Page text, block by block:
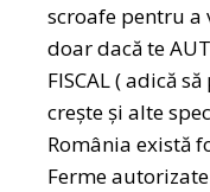
scroafe pentru a
doar dacă te
FISCAL ( adică
crește și alte
România există
Ferme